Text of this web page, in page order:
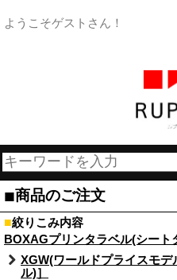
ようこそゲストさん！
■商品のご注文
■絞りこみ内容
BOXAGプリンタラベル(シート
XGW(ワールドプライスモ
ル)］